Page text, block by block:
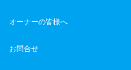
オーナーの皆様へ
お問合せ